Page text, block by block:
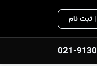
| ثبت نام
021-